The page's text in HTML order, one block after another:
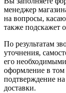
менеджер
на вопросы,
также подскажет
По результатам
уточнения,
его
оформление в том
подтверждение
доставки.